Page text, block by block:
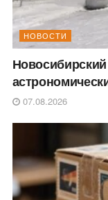
НОВОСТИ
07.08.2026